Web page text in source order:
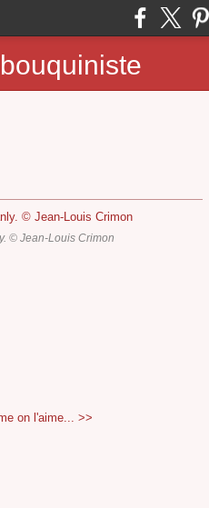
© Jean-Louis Crimon
on l'aime... >>